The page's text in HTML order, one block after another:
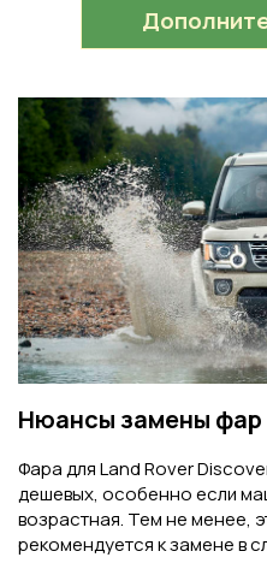
Нюансы замены фар
Фара для Land Rover
дешевых, особенно если
возрастная. Тем не менее,
рекомендуется к замене в